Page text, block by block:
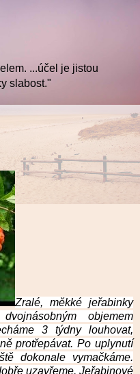
...účel je jistou
slabost."
Zralé, měkké jeřabinky
objemem
3 týdny louhovat,
protřepávat. Po uplynutí
dokonale vymačkáme.
uzavřeme. Jeřabinové